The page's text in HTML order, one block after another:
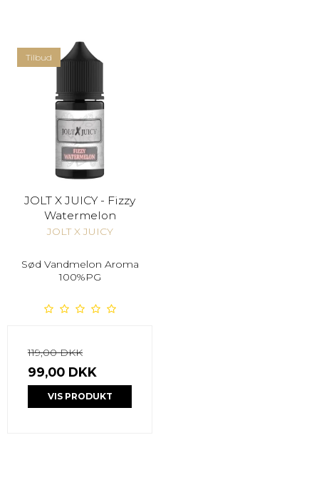
Tilbud
JOLT X JUICY - Fizzy
Watermelon
JOLT X JUICY
Sød Vandmelon Aroma
100%PG
119,00 DKK
99,00 DKK
VIS PRODUKT